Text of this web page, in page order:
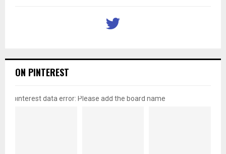
ON PINTEREST
pinterest data error: Please add the board name